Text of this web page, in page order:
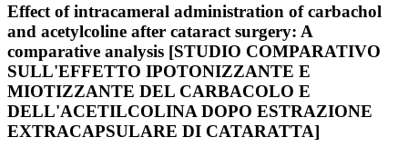
Effect of intracameral administration of carbachol
and acetylcoline after cataract surgery: A
comparative analysis [STUDIO COMPARATIVO
SULL'EFFETTO IPOTONIZZANTE E
MIOTIZZANTE DEL CARBACOLO E
DELL'ACETILCOLINA DOPO ESTRAZIONE
EXTRACAPSULARE DI CATARATTA]